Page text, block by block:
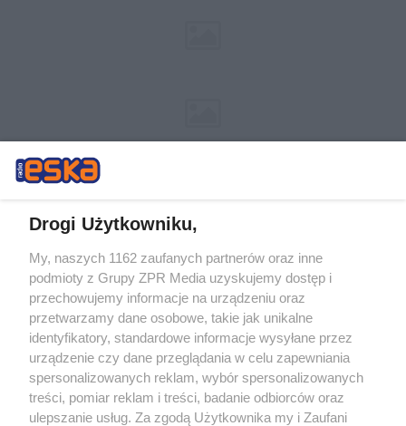
Żaden utwór zamieszczony w serwisie nie może być powielany i
rozpowszechniany lub dalej rozpowszechniany w jakikolwiek sposób (w
tym także elektroniczny lub mechaniczny) na jakimkolwiek polu
eksploatacji w jakiejkolwiek formie, włącznie z umieszczaniem w
Internecie bez pisemnej zgody właściciela praw. Jakiekolwiek użycie lub
wykorzystanie utworów w całości lub w części z naruszeniem prawa,
tzn. bez właściwej zgody, jest zabronione pod groźbą kary i może być
ścigane prawnie.
Drogi Użytkowniku,
My, naszych 1162 zaufanych partnerów oraz inne
podmioty z Grupy ZPR Media uzyskujemy dostęp i
przechowujemy informacje na urządzeniu oraz
przetwarzamy dane osobowe, takie jak unikalne
identyfikatory, standardowe informacje wysyłane przez
urządzenie czy dane przeglądania w celu zapewniania
spersonalizowanych reklam, wybór spersonalizowanych
treści, pomiar reklam i treści, badanie odbiorców oraz
ulepszanie usług. Za zgodą Użytkownika my i Zaufani